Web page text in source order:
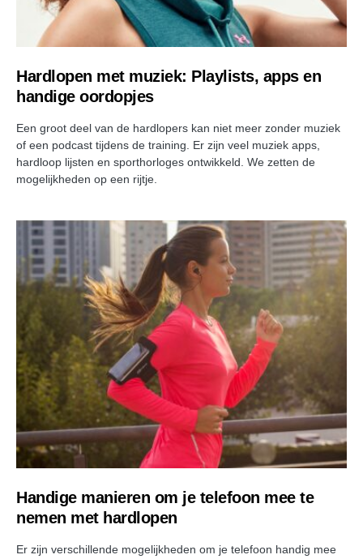
Hardlopen met muziek: Playlists, apps en
handige oordopjes
Een groot deel van de hardlopers kan niet meer zonder muziek
of een podcast tijdens de training. Er zijn veel muziek apps,
hardloop lijsten en sporthorloges ontwikkeld. We zetten de
mogelijkheden op een rijtje.
Handige manieren om je telefoon mee te
nemen met hardlopen
Er zijn verschillende mogelijkheden om je telefoon handig mee